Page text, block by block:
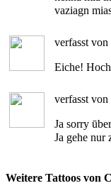
vaziagn
verfasst
Eiche!
verfasst von
Ja sorry
Ja gehe nur
Weitere Tattoos von